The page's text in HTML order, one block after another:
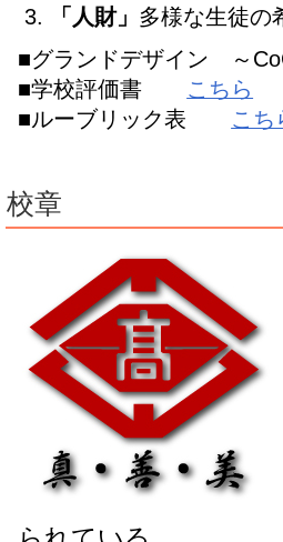
「人財」 多様な生徒の
■グランドデザイン ～
■学校評価書 こちら
■ルーブリック表 こち
校章